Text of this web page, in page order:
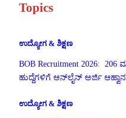
Topics
ಉದ್ಯೋಗ & ಶಿಕ್ಷಣ
BOB Recruitment 2026:
ಹುದ್ದೆಗಳಿಗೆ ಆನ್‌ಲೈನ್ ಅರ್ಜಿ ಆಹ್ವಾನ
ಉದ್ಯೋಗ & ಶಿಕ್ಷಣ